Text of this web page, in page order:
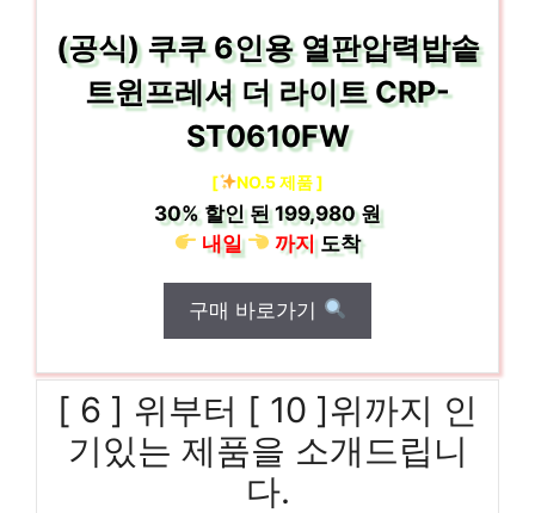
(공식) 쿠쿠 6인용 열판압력밥솥
트윈프레셔 더 라이트 CRP-
ST0610FW
[ NO.5 제품 ]
30% 할인 된199,980 원
내일
까지도착
구매 바로가기
[ 6 ] 위부터 [ 10 ]위까지 인
기있는 제품을 소개드립니
다.